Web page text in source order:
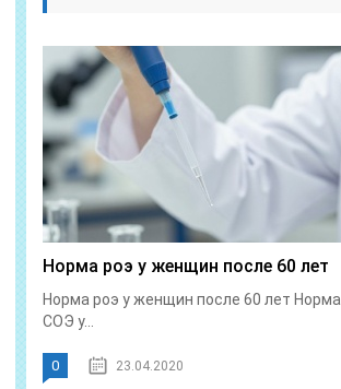
Норма роэ у женщин после 60 лет
Норма роэ у женщин после 60 лет Норма
СОЭ у...
0 23.04.2020